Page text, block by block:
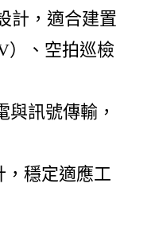
計，適合建置
）、空拍巡檢
與訊號傳輸，
，穩定適應工